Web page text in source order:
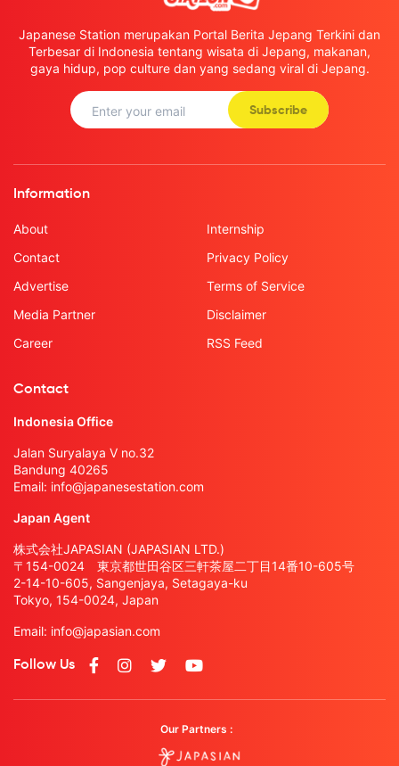
Japanese Station merupakan Portal Berita Jepang Terkini dan
Terbesar di Indonesia tentang wisata di Jepang, makanan,
gaya hidup, pop culture dan yang sedang viral di Jepang.
Subscribe
Information
About
Contact
Advertise
Media Partner
Career
Internship
Privacy Policy
Terms of Service
Disclaimer
RSS Feed
Contact
Indonesia Office
Jalan Suryalaya V no.32
Bandung 40265
Email: info@japanesestation.com
Japan Agent
株式会社JAPASIAN (JAPASIAN LTD.)
〒154-0024 東京都世田谷区三軒茶屋二丁目14番10-605号
2-14-10-605, Sangenjaya, Setagaya-ku
Tokyo, 154-0024, Japan
Email: info@japasian.com
Follow Us
Our Partners :